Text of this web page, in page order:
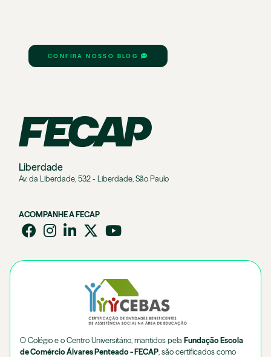
CONFIRA NOSSO BLOG
Liberdade
Av. da Liberdade, 532 - Liberdade, São Paulo
ACOMPANHE A FECAP
O Colégio e o Centro Universitário, mantidos pela Fundação Escola
de Comércio Álvares Penteado - FECAP , são certificados como